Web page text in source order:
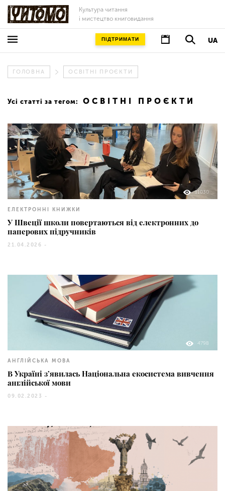
Культура читання
і мистецтво книговидання
UA
ПІДТРИМАТИ
ГОЛОВНА ОСВІТНІ ПРОЄКТИ
Усі статті за тегом: ОСВІТНІ ПРОЄКТИ
11030
ЕЛЕКТРОННІ КНИЖКИ
У Швеції школи повертаються від електронних до
паперових підручників
21.04.2026 -
4798
АНГЛІЙСЬКА МОВА
В Україні з’явилась Національна екосистема вивчення
англійської мови
09.02.2023 -